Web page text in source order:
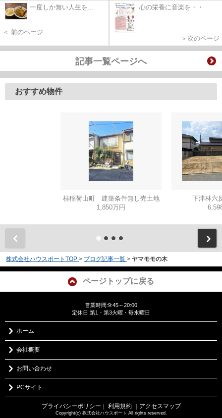
一度しか無い人生を...
＜ 前のページ
心の栄養に音楽を・・
＞次のページ
記事一覧ページへ
おすすめ物件
桂稲荷山町 建築条件無し売土地
1,850万円
下津林六
株式会社ハウスポートTOP > ブログ記事一覧 > ヤマモモの木
ページトップに戻る
営業時間:9:45～20:00
定休日:第1・第3火曜・毎水曜日
ホーム
会社概要
お問い合わせ
PCサイト
プライバシーポリシー ｜ 利用規約 ｜アクセスマップ
Copyright(c) 株式会社ハウスポート All rights reserved.